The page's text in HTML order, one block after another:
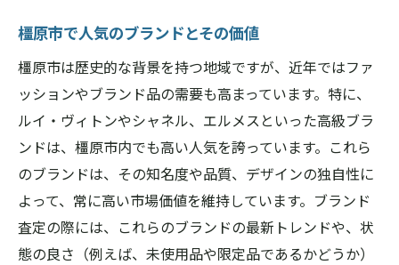
決法
ブランド査定に関するよくある誤解と真実
橿原市での査定トラブル事例とその対処法
査定結果に不満がある場合のアクション
査定にかかる時間とその短縮方法
査定費用に関する一般的な質問と答え
ブランド査定を受ける際の注意点集
ブランド査定の専門家が語る橿原市での価値を
橿原市で人気のブランドとその価値
橿原市は歴史的な背景を持つ地域ですが、近年ではファ
ッションやブランド品の需要も高まっています。特に、
ルイ・ヴィトンやシャネル、エルメスといった高級ブラ
ンドは、橿原市内でも高い人気を誇っています。これら
のブランドは、その知名度や品質、デザインの独自性に
よって、常に高い市場価値を維持しています。ブランド
査定の際には、これらのブランドの最新トレンドや、状
態の良さ（例えば、未使用品や限定品であるかどうか）